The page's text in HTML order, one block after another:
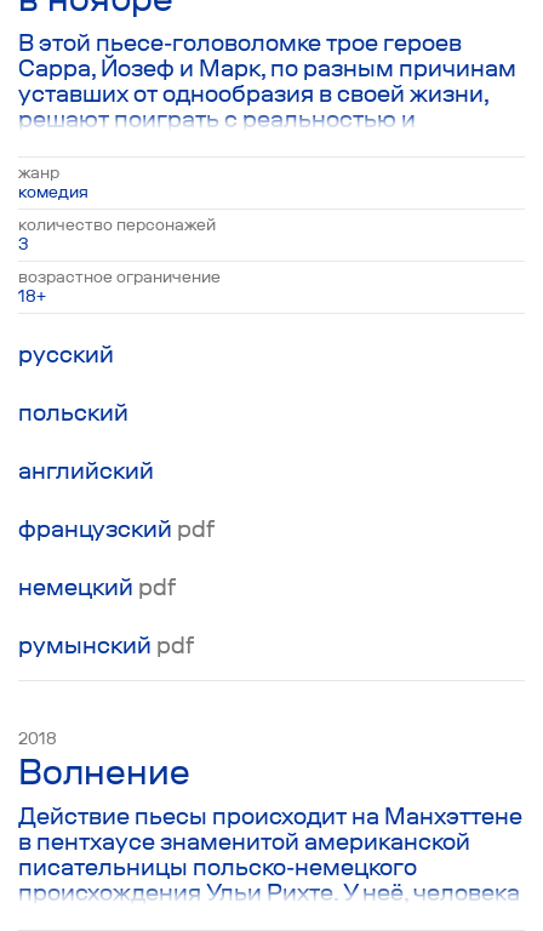
В этой пьесе-головоломке трое героев
Сарра, Йозеф и Марк, по разным причинам
уставших от однообразия в своей жизни,
решают поиграть с реальностью и
персонажей, чтобы выяснить у кого же всё-
таки был в гостях в прошлый понедельник
брат Марка Маркус, у Сарры или у Йозефа.
Эта странная на первый взгляд игра
приводит к серии остроумных диалогов об
иллюзорности выбора, страхе жить и
идущем третий день дожде, смывающем на
своём пути любые смыслы.
жанр
комедия
количество персонажей
3
возрастное ограничение
18+
русский
польский
английский
французский pdf
немецкий pdf
румынский pdf
Волнение
2018
Действие пьесы происходит на Манхэттене
в пентхаусе знаменитой американской
писательницы польско-немецкого
происхождения Ульи Рихте. У неё, человека